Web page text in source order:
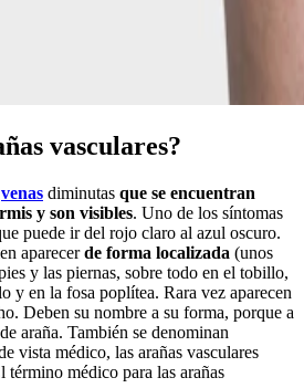
vasculares?
venas diminutas que se encuentran
y son visibles. Uno de los síntomas
puede ir del rojo claro al azul oscuro.
aparecerde forma localizada (unos
y las piernas, sobre todo en el tobillo,
y en la fosa poplítea. Rara vez aparecen
Deben su nombre a su forma, porque a
araña. También se denominan
vista médico, las arañas vasculares
término médico para las arañas